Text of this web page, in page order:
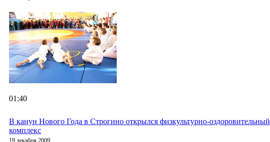
01:40
В канун Нового Года в Строгино открылся физкультурно-оздоровительный
комплекс